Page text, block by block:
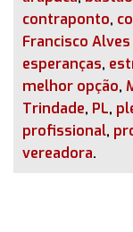
contraponto,
Francisco
esperanças,
melhor opção,
Trindade, PL,
profissional,
vereadora.